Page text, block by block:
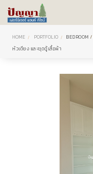
HOME PORTFOLIO BEDROOM /
หัวเตียง และชุดตู้เสื้อผ้า